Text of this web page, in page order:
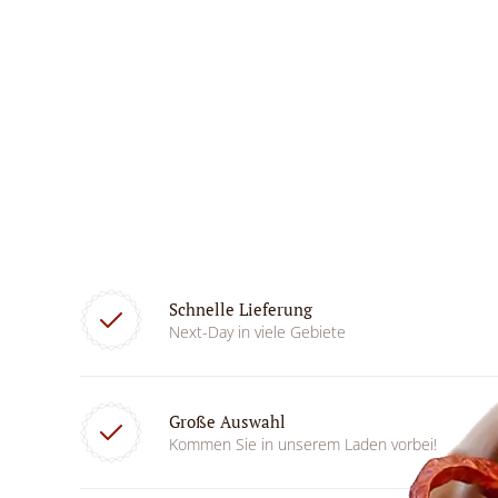
Schnelle Lieferung
Next-Day in viele Gebiete
Große Auswahl
Kommen Sie in unserem Laden vorbei!